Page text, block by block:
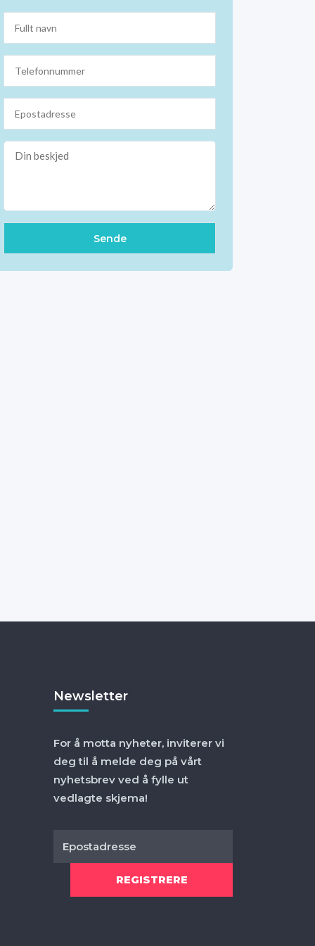
Newsletter
For å motta nyheter, inviterer vi
deg til å melde deg på vårt
nyhetsbrev ved å fylle ut
vedlagte skjema!